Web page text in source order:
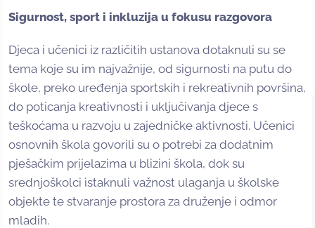
Sigurnost, sport i inkluzija u fokusu razgovora
Djeca i učenici iz različitih ustanova dotaknuli su se
tema koje su im najvažnije, od sigurnosti na putu do
škole, preko uređenja sportskih i rekreativnih površina,
do poticanja kreativnosti i uključivanja djece s
teškoćama u razvoju u zajedničke aktivnosti. Učenici
osnovnih škola govorili su o potrebi za dodatnim
pješačkim prijelazima u blizini škola, dok su
srednjoškolci istaknuli važnost ulaganja u školske
objekte te stvaranje prostora za druženje i odmor
mladih.